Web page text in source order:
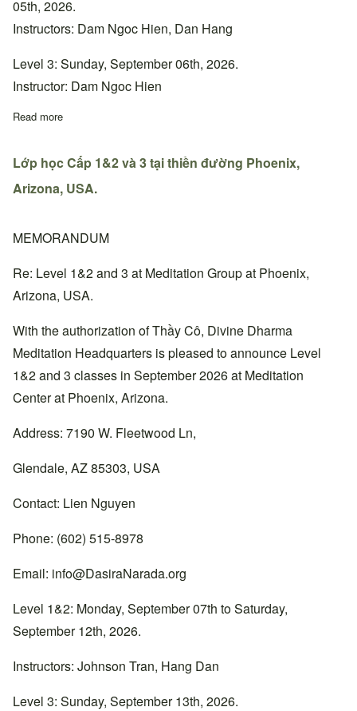
05th, 2026.
Instructors: Dam Ngoc Hien, Dan Hang
Level 3: Sunday, September 06th, 2026.
Instructor: Dam Ngoc Hien
Read more
Lớp học Cấp 1&2 và 3 tại thiền đường Phoenix,
Arizona, USA.
MEMORANDUM
Re: Level 1&2 and 3 at Meditation Group at Phoenix,
Arizona, USA.
With the authorization of Thầy Cô, Divine Dharma
Meditation Headquarters is pleased to announce Level
1&2 and 3 classes in September 2026 at Meditation
Center at Phoenix, Arizona.
Address: 7190 W. Fleetwood Ln,
Glendale, AZ 85303, USA
Contact: Lien Nguyen
Phone: (602) 515-8978
Email: info@DasiraNarada.org
Level 1&2: Monday, September 07th to Saturday,
September 12th, 2026.
Instructors: Johnson Tran, Hang Dan
Level 3: Sunday, September 13th, 2026.